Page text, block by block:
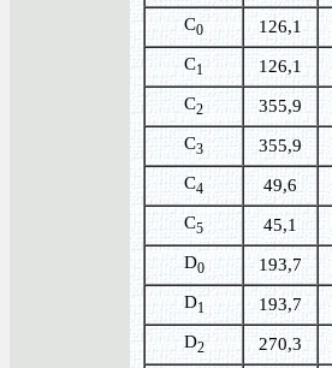
C0 126,1
C1 126,1
C2 355,9
C3 355,9
C4 49,6
C5 45,1
D0 193,7
D1 193,7
D2 270,3